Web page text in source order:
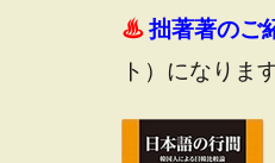
♨拙著著のご
ト）になりま